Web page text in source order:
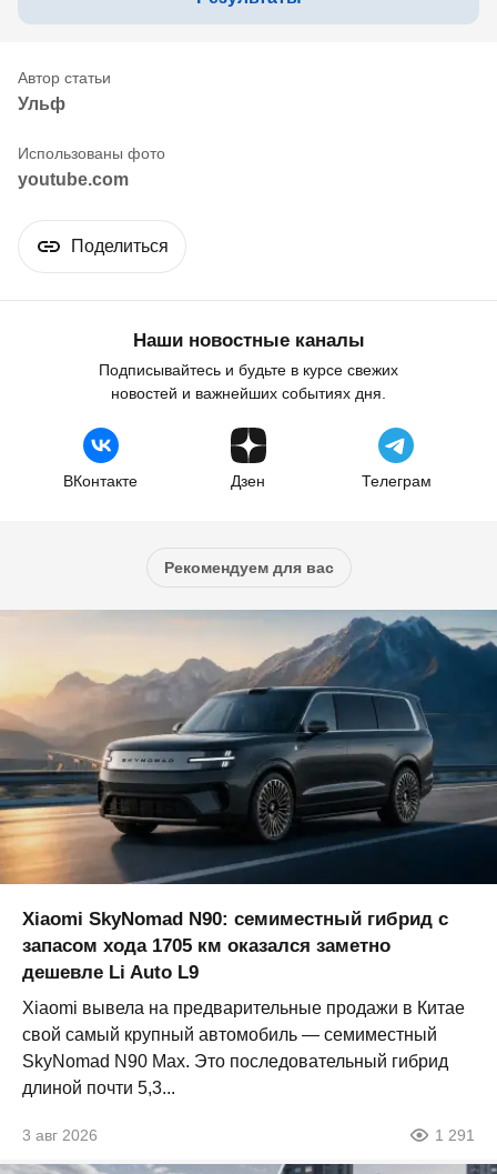
Ульф
youtube.com
Поделиться
Наши новостные каналы
Подписывайтесь и будьте в курсе свежих
новостей и важнейших событиях дня.
ВКонтакте Дзен Телеграм
Рекомендуем для вас
Xiaomi SkyNomad N90: семиместный гибрид с
запасом хода 1705 км оказался заметно
дешевле Li Auto L9
Xiaomi вывела на предварительные продажи в Китае
свой самый крупный автомобиль — семиместный
SkyNomad N90 Max. Это последовательный гибрид
длиной почти 5,3...
3 авг 2026 1 291